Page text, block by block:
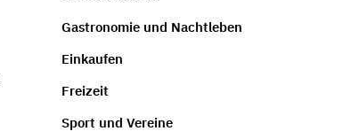
Gastronomie und Nachtleben
Einkaufen
Freizeit
Sport und Vereine